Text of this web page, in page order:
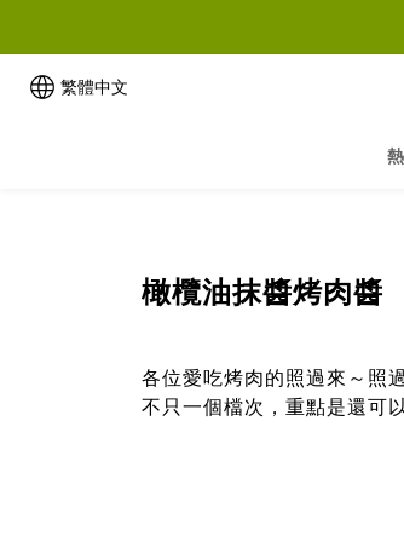
繁體中文
橄欖油抹醬烤肉醬
各位愛吃烤肉的照過來～照
不只一個檔次，重點是還可